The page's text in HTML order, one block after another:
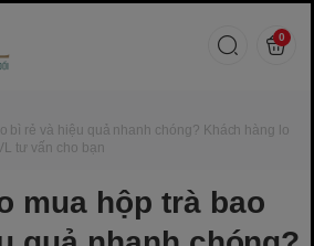
0
bì rẻ và hiệu quả nhanh chóng? Khách hàng lo
tư vấn cho bạn
mua hộp trà bao